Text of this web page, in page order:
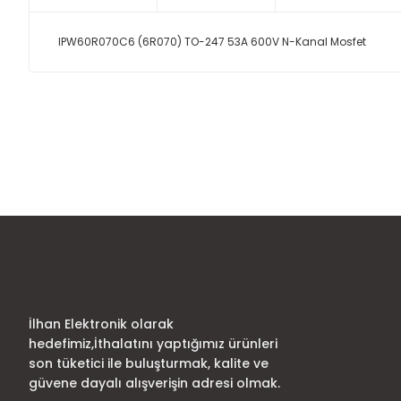
IPW60R070C6 (6R070) TO-247 53A 600V N-Kanal Mosfet
Ürün bilgilerinde hatalar bulunuyor.
İlhan Elektronik olarak
hedefimiz,İthalatını yaptığımız ürünleri
son tüketici ile buluşturmak, kalite ve
güvene dayalı alışverişin adresi olmak.